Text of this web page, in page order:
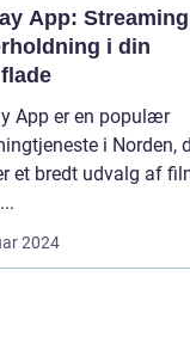
App: Streaming
i din
App er en populær
i Norden,
et bredt udvalg af
2024